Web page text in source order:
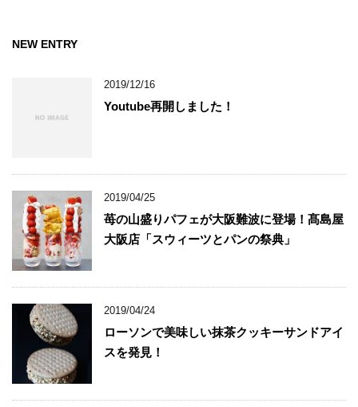
NEW ENTRY
2019/12/16
Youtube再開しました！
2019/04/25
苺の山盛りパフェが大阪難波に登場！髙島屋
大阪店「スウィーツとパンの祭典」
2019/04/24
ローソンで美味しい抹茶クッキーサンドアイ
スを発見！